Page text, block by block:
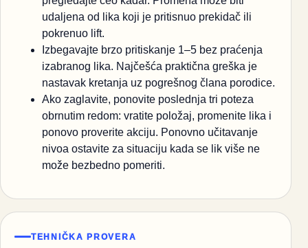
udaljena od lika koji je pritisnuo prekidač ili
pokrenuo lift.
Izbegavajte brzo pritiskanje 1–5 bez praćenja
izabranog lika. Najčešća praktična greška je
nastavak kretanja uz pogrešnog člana porodice.
Ako zaglavite, ponovite poslednja tri poteza
obrnutim redom: vratite položaj, promenite lika i
ponovo proverite akciju. Ponovno učitavanje
nivoa ostavite za situaciju kada se lik više ne
može bezbedno pomeriti.
TEHNIČKA PROVERA